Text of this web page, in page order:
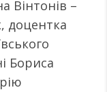
Вінтонів –
доцентка
Бориса